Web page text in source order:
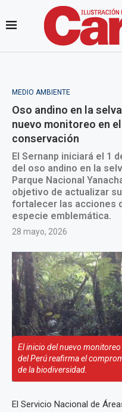
MEDIO AMBIENTE
Oso andino en la
nuevo monitoreo en
conservación
El Sernanp iniciará el 1
del oso andino en la
Parque Nacional
objetivo de actualizar
fortalecer las acciones
especie emblemática.
28 mayo, 2026
El inicio del nuevo
del Perú reafirma el
de la biodiversidad.
El Servicio Nacional de